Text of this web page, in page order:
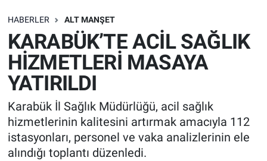
HABERLER ALT MANŞET
KARABÜK’TE ACİL SAĞLIK
HİZMETLERİ MASAYA
YATIRILDI
Karabük İl Sağlık Müdürlüğü, acil sağlık
hizmetlerinin kalitesini artırmak amacıyla 112
istasyonları, personel ve vaka analizlerinin ele
alındığı toplantı düzenledi.